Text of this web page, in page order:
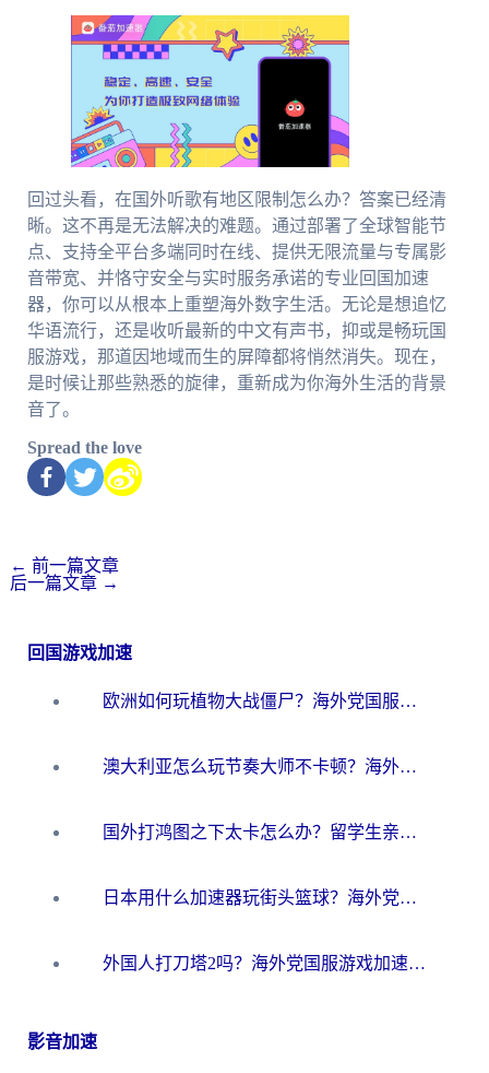
回过头看，在国外听歌有地区限制怎么办？答案已经清
晰。这不再是无法解决的难题。通过部署了全球智能节
点、支持全平台多端同时在线、提供无限流量与专属影
音带宽、并恪守安全与实时服务承诺的专业回国加速
器，你可以从根本上重塑海外数字生活。无论是想追忆
华语流行，还是收听最新的中文有声书，抑或是畅玩国
服游戏，那道因地域而生的屏障都将悄然消失。现在，
是时候让那些熟悉的旋律，重新成为你海外生活的背景
音了。
Spread the love
← 前一篇文章
后一篇文章 →
回国游戏加速
欧洲如何玩植物大战僵尸？海外党国服游戏加速避坑指南（附实测对比）
澳大利亚怎么玩节奏大师不卡顿？海外党国服游戏加速终极指南
国外打鸿图之下太卡怎么办？留学生亲测有效的国服游戏加速方案
日本用什么加速器玩街头篮球？海外党国服游戏不卡顿的终极攻略
外国人打刀塔2吗？海外党国服游戏加速避坑全攻略
影音加速